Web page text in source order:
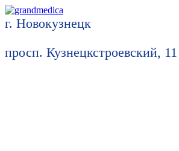
г. Новокузнецк
просп. Кузнецкстроевский, 11